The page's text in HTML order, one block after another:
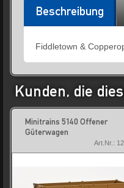
Beschreibung
Fiddletown &
Kunden, die
Minitrains 5140 Offener
Güterwagen
Art.Nr.: